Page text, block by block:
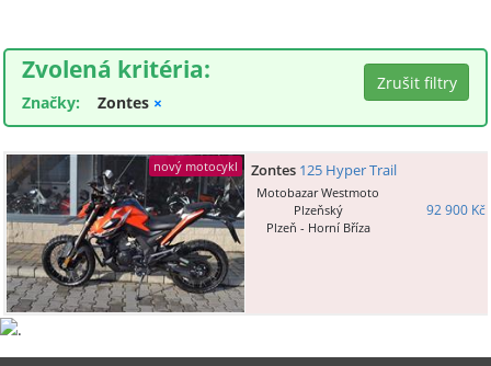
Zvolená kritéria:
Značky: Zontes ×
nový motocykl Zontes 125 Hyper Trail
Motobazar Westmoto
Plzeňský
Plzeň - Horní Bříza
92 900 Kč